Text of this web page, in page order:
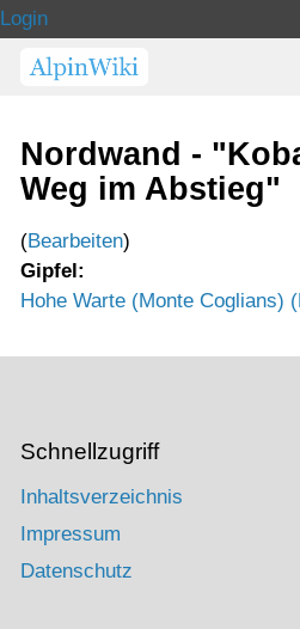
Login
Nordwand -
Weg im Abstieg"
(Bearbeiten)
Gipfel:
Hohe Warte (Monte Coglians)
Schnellzugriff
Inhaltsverzeichnis
Impressum
Datenschutz